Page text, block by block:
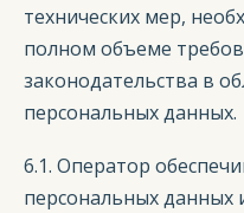
технических мер,
полном объеме
законодательства в
персональных данных.
6.1. Оператор
персональных данных